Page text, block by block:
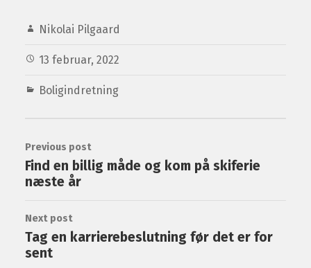
Nikolai Pilgaard
13 februar, 2022
Boligindretning
Previous post
Find en billig måde og kom på skiferie
næste år
Next post
Tag en karrierebeslutning før det er for
sent